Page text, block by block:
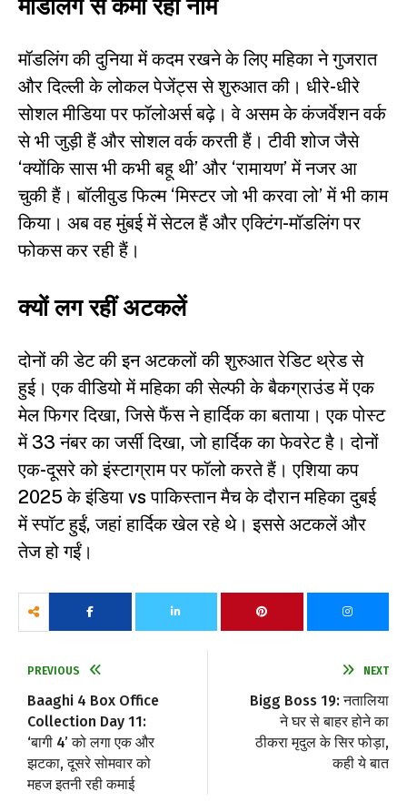
मॉडलिंग से कमा रहीं नाम
मॉडलिंग की दुनिया में कदम रखने के लिए महिका ने गुजरात
और दिल्ली के लोकल पेजेंट्स से शुरुआत की। धीरे-धीरे
सोशल मीडिया पर फॉलोअर्स बढ़े। वे असम के कंजर्वेशन वर्क
से भी जुड़ी हैं और सोशल वर्क करती हैं। टीवी शोज जैसे
‘क्योंकि सास भी कभी बहू थी’ और ‘रामायण’ में नजर आ
चुकी हैं। बॉलीवुड फिल्म ‘मिस्टर जो भी करवा लो’ में भी काम
किया। अब वह मुंबई में सेटल हैं और एक्टिंग-मॉडलिंग पर
फोकस कर रही हैं।
क्यों लग रहीं अटकलें
दोनों की डेट की इन अटकलों की शुरुआत रेडिट थ्रेड से
हुई। एक वीडियो में महिका की सेल्फी के बैकग्राउंड में एक
मेल फिगर दिखा, जिसे फैंस ने हार्दिक का बताया। एक पोस्ट
में 33 नंबर का जर्सी दिखा, जो हार्दिक का फेवरेट है। दोनों
एक-दूसरे को इंस्टाग्राम पर फॉलो करते हैं। एशिया कप
2025 के इंडिया vs पाकिस्तान मैच के दौरान महिका दुबई
में स्पॉट हुईं, जहां हार्दिक खेल रहे थे। इससे अटकलें और
तेज हो गईं।
PREVIOUS
Baaghi 4 Box Office
Collection Day 11:
‘बागी 4’ को लगा एक और
झटका, दूसरे सोमवार को
महज इतनी रही कमाई
NEXT
Bigg Boss 19: नतालिया
ने घर से बाहर होने का
ठीकरा मृदुल के सिर फोड़ा,
कही ये बात